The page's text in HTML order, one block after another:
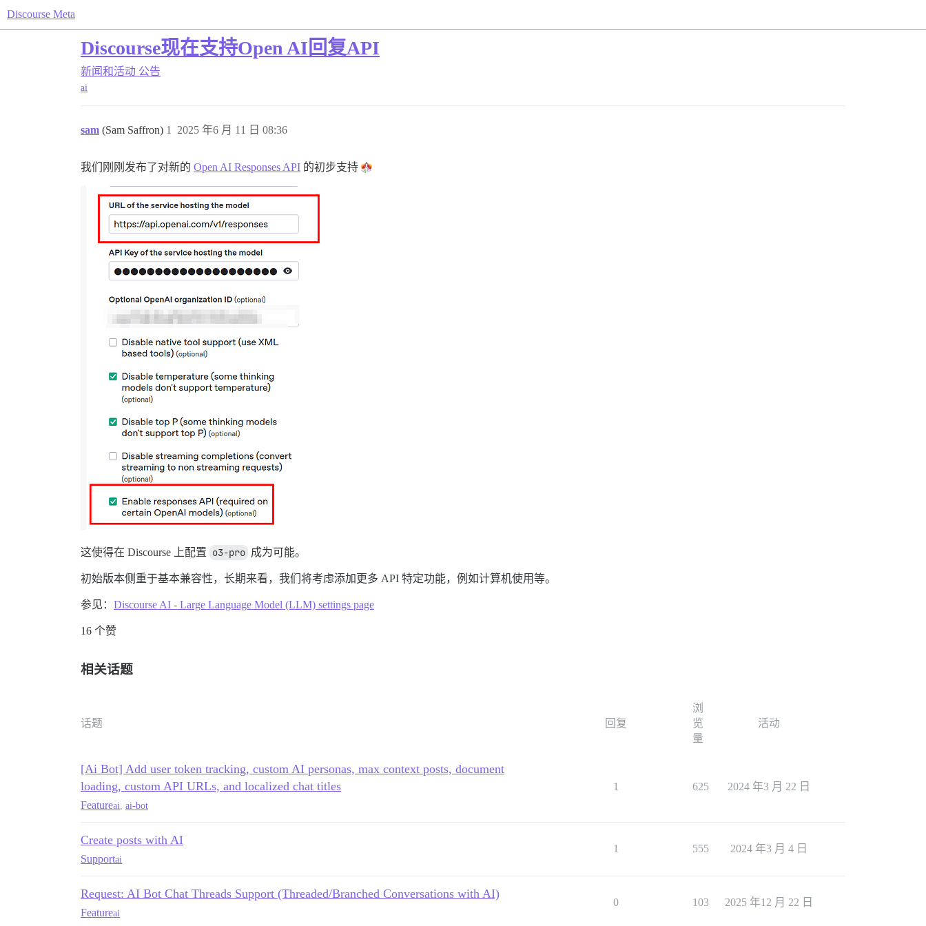
Discourse Meta
Discourse现在支持Open AI回复API
新闻和活动 公告
ai
sam (Sam Saffron) 2025 年6 月 11 日 08:36
1
我们刚刚发布了对新的 Open AI Responses API 的初步支持
这使得在 Discourse 上配置 o3-pro 成为可能。
初始版本侧重于基本兼容性，长期来看，我们将考虑添加更多 API 特定功能，例如计算机使用等。
参见： Discourse AI - Large Language Model (LLM) settings page
16 个赞
相关话题
话题 回复
浏
览
量
活动
[Ai Bot] Add user token tracking, custom AI personas, max context posts, document
loading, custom API URLs, and localized chat titles
Featureai ai-bot
1 625 2024 年3 月 22 日
Create posts with AI
Supportai
1 555 2024 年3 月 4 日
Request: AI Bot Chat Threads Support (Threaded/Branched Conversations with AI)
Featureai
0 103 2025 年12 月 22 日